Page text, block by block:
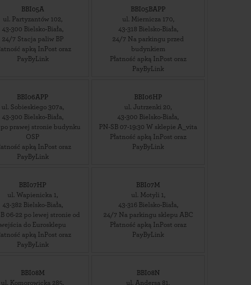
BBI05A
ul. Partyzantów 102,
43-300 Bielsko-Biała,
24/7 Stacja paliw BP
apką InPost oraz
PayByLink
BBI05BAPP
ul. Miernicza 170,
43-318 Bielsko-Biała,
24/7 Na parkingu przed
budynkiem
Płatność apką InPost oraz
PayByLink
BBI06APP
ul. Sobieskiego 307a,
43-300 Bielsko-Biała,
prawej stronie budynku
OSP
apką InPost oraz
PayByLink
BBI06HP
ul. Jutrzenki 20,
43-300 Bielsko-Biała,
PN-SB 07-19:30 W sklepie A_vita
Płatność apką InPost oraz
PayByLink
BBI07HP
ul. Wapienicka 1 ,
43-382 Bielsko-Biała,
06-22 po lewej stronie od
wejścia do Eurosklepu
apką InPost oraz
PayByLink
BBI07M
ul. Motyli 1 ,
43-316 Bielsko-Biała,
24/7 Na parkingu sklepu ABC
Płatność apką InPost oraz
PayByLink
BBI08M
ul. Komorowicka 285,
BBI08N
ul. Andersa 81 ,